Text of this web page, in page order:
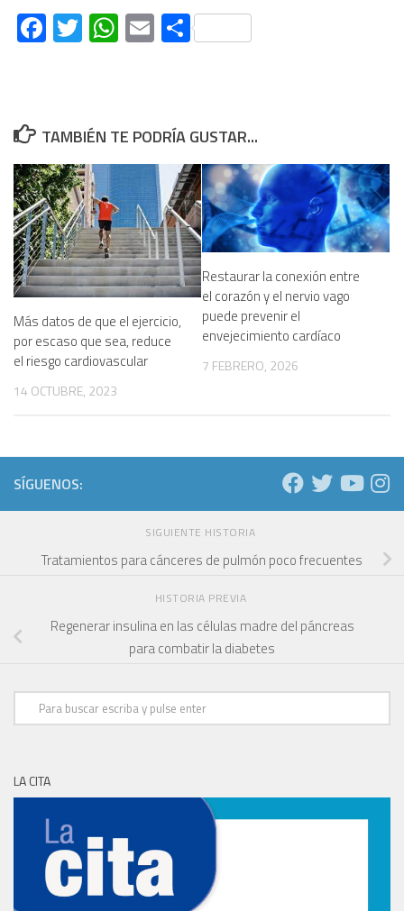
Facebook
Twitter
WhatsApp
EmailCompartir
TAMBIÉN TE PODRÍA GUSTAR...
Más datos de que el ejercicio,
por escaso que sea, reduce
el riesgo cardiovascular
14 OCTUBRE, 2023
Restaurar la conexión entre
el corazón y el nervio vago
puede prevenir el
envejecimiento cardíaco
7 FEBRERO, 2026
SÍGUENOS:
SIGUIENTE HISTORIA
Tratamientos para cánceres de pulmón poco frecuentes
HISTORIA PREVIA
Regenerar insulina en las células madre del páncreas
para combatir la diabetes
LA CITA